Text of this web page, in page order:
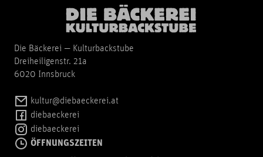
Die Bäckerei — Kulturbackstube
Dreiheiligenstr. 21a
6020 Innsbruck
kultur@diebaeckerei.at
diebaeckerei
diebaeckerei
ÖFFNUNGSZEITEN